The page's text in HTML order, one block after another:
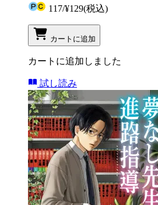
117/¥129(税込)
カートに追加
カートに追加しました
試し読み